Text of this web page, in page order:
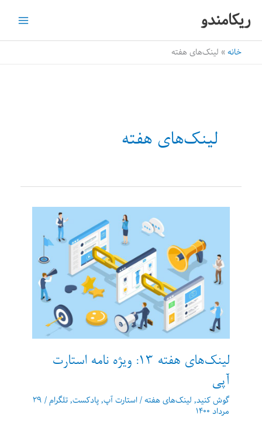
ریکامندو
خانه لینک‌های هفته
لینک‌های هفته
لینک‌های هفته 13: ویژه نامه استارت
آپی
گوش کنید, لینک‌های هفته/استارت آپ,پادکست,تلگرام/ ۲۹
مرداد ۱۴۰۰